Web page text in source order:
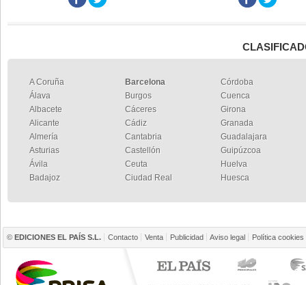
A Coruña
Álava
Albacete
Alicante
Almería
Asturias
Ávila
Badajoz
Barcelona
Burgos
Cáceres
Cádiz
Cantabria
Castellón
Ceuta
Ciudad Real
Córdoba
Cuenca
Girona
Granada
Guadalajara
Guipúzcoa
Huelva
Huesca
© EDICIONES EL PAÍS S.L. Contacto Venta Publicidad Aviso legal Política cookies